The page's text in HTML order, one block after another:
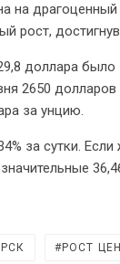
на
рост,
доллара
2650
за унцию.
за сутки.
РОСТ ЦЕН